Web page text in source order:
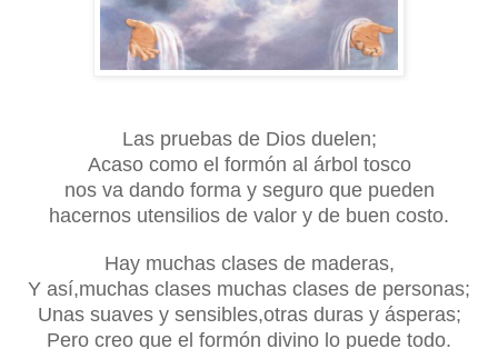
Las pruebas de Dios duelen;
Acaso como el formón al árbol tosco
nos va dando forma y seguro que pueden
hacernos utensilios de valor y de buen costo.
Hay muchas clases de maderas,
Y así,muchas clases muchas clases de personas;
Unas suaves y sensibles,otras duras y ásperas;
Pero creo que el formón divino lo puede todo.